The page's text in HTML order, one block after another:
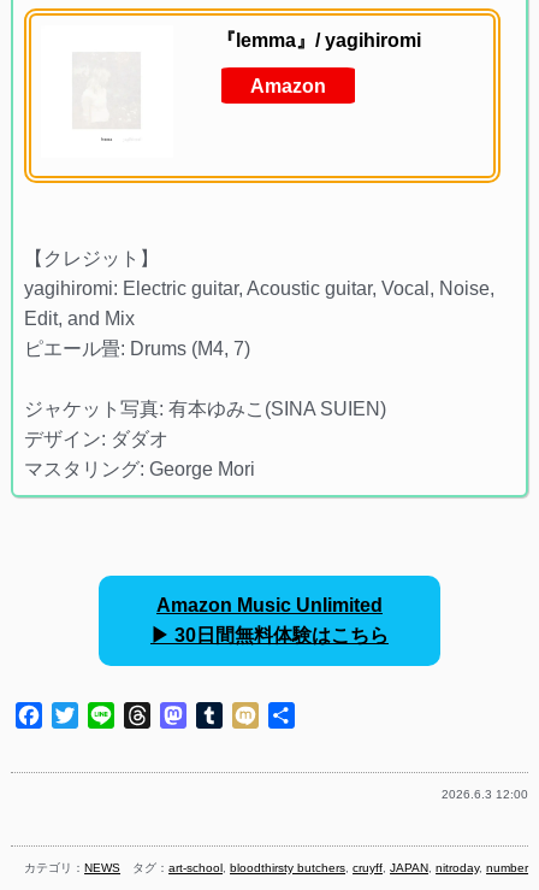
『lemma』/ yagihiromi
Amazon
【クレジット】
yagihiromi: Electric guitar, Acoustic guitar, Vocal, Noise,
Edit, and Mix
ピエール畳: Drums (M4, 7)
ジャケット写真: 有本ゆみこ(SINA SUIEN)
デザイン: ダダオ
マスタリング: George Mori
Amazon Music Unlimited
▶︎ 30日間無料体験はこちら
Facebook
TwitterLine ThreadsMastodon
Tumblr
Mixi
2026.6.3 12:00
カテゴリ： NEWS タグ：art-school , bloodthirsty butchers,cruyff,JAPAN,nitroday,number